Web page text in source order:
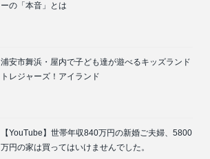
ーの「本音」とは
浦安市舞浜・屋内で子ども達が遊べるキッズランド
トレジャーズ！アイランド
【YouTube】世帯年収840万円の新婚ご夫婦、5800
万円の家は買ってはいけませんでした。